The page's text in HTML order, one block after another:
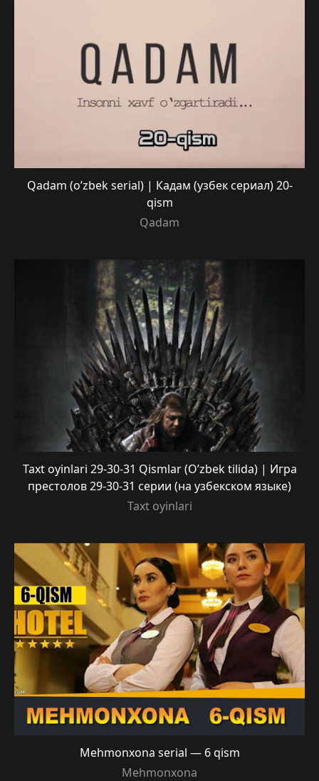
Qadam (o’zbek serial) | Кадам (узбек сериал) 20-
qism
Qadam
Taxt oyinlari 29-30-31 Qismlar (O’zbek tilida) | Игра
престолов 29-30-31 серии (на узбекском языке)
Taxt oyinlari
Mehmonxona serial — 6 qism
Mehmonxona